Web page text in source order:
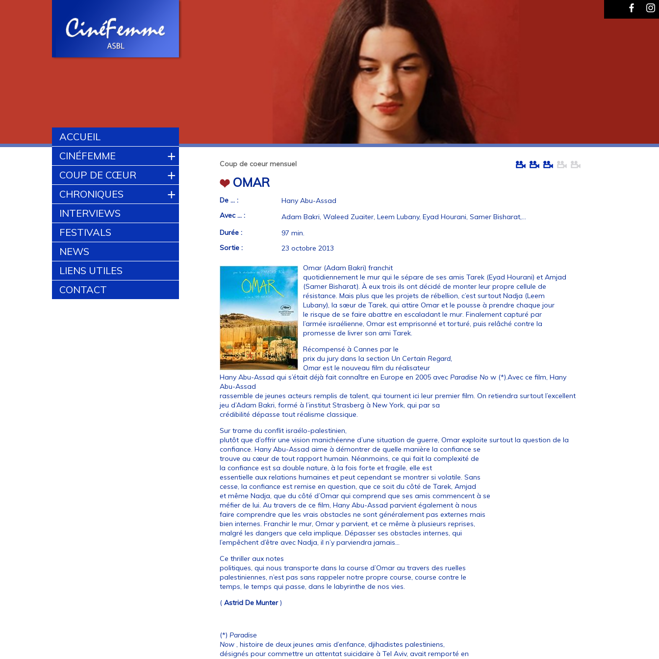
ACCUEIL
CINÉFEMME
+
COUP DE CŒUR +
CHRONIQUES +
INTERVIEWS
FESTIVALS
NEWS
LIENS UTILES
CONTACT
Coup de coeur mensuel
OMAR
De ... :
Hany Abu-Assad
Avec ... :
Adam Bakri, Waleed Zuaiter, Leem Lubany, Eyad Hourani, Samer Bisharat,...
Durée :
97 min.
Sortie :
23 octobre 2013
Omar (Adam Bakri) franchit
quotidiennement le mur qui le sépare de ses amis Tarek (Eyad Hourani) et Amjad
(Samer Bisharat). À eux trois ils ont décidé de monter leur propre cellule de
résistance. Mais plus que les projets de rébellion, c’est surtout Nadja (Leem
Lubany), la sœur de Tarek, qui attire Omar et le pousse à prendre chaque jour
le risque de se faire abattre en escaladant le mur. Finalement capturé par
l’armée israélienne, Omar est emprisonné et torturé, puis relâché contre la
promesse de livrer son ami Tarek.
Récompensé à Cannes par le
prix du jury dans la section Un Certain Regard,
Omarest le nouveau film du réalisateur
Hany Abu-Assad qui s’était déjà fait connaître en Europe en 2005 avec Paradise No w (*).Avec ce film, Hany
Abu-Assad
rassemble de jeunes acteurs remplis de talent, qui tournent ici leur premier film. On retiendra surtout l’excellent
jeu d’Adam Bakri, formé à l’institut Strasberg à New York, qui par sa
crédibilité dépasse tout réalisme classique.
Sur trame du conflit israélo-palestinien,
plutôt que d’offrir une vision manichéenne d’une situation de guerre, Omar exploite surtout la question de la
confiance. Hany Abu-Assad aime à démontrer de quelle manière la confiance se
trouve au cœur de tout rapport humain. Néanmoins, ce qui fait la complexité de
la confiance est sa double nature, à la fois forte et fragile, elle est
essentielle aux relations humaines et peut cependant se montrer si volatile. Sans
cesse, la confiance est remise en question, que ce soit du côté de Tarek, Amjad
et même Nadja, que du côté d’Omar qui comprend que ses amis commencent à se
méfier de lui. Au travers de ce film, Hany Abu-Assad parvient également à nous
faire comprendre que les vrais obstacles ne sont généralement pas externes mais
bien internes. Franchir le mur, Omar y parvient, et ce même à plusieurs reprises,
malgré les dangers que cela implique. Dépasser ses obstacles internes, qui
l’empêchent d’être avec Nadja, il n’y parviendra jamais…
Ce thriller aux notes
politiques, qui nous transporte dans la course d’Omar au travers des ruelles
palestiniennes, n’est pas sans rappeler notre propre course, course contre le
temps, le temps qui passe, dans le labyrinthe de nos vies.
(Astrid De Munter)
(*) Paradise
Now , histoire de deux jeunes amis d’enfance, djihadistes palestiniens,
désignés pour commettre un attentat suicidaire à Tel Aviv, avait remporté en